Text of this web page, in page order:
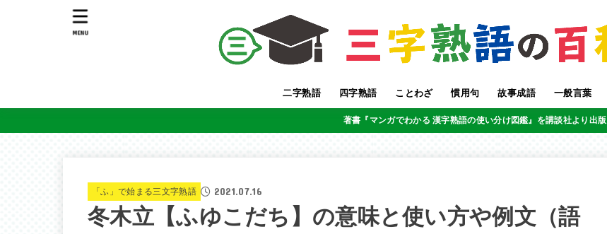
二字熟語 四字熟語 ことわざ 慣用句 故事成語 一般言葉
MENU
著書『マンガでわかる 漢字熟語の使い分け図鑑』を講談社より出版
「ふ」で始まる三文字熟語 2021.07.16
冬木立【ふゆこだち】の意味と使い方や例文（語